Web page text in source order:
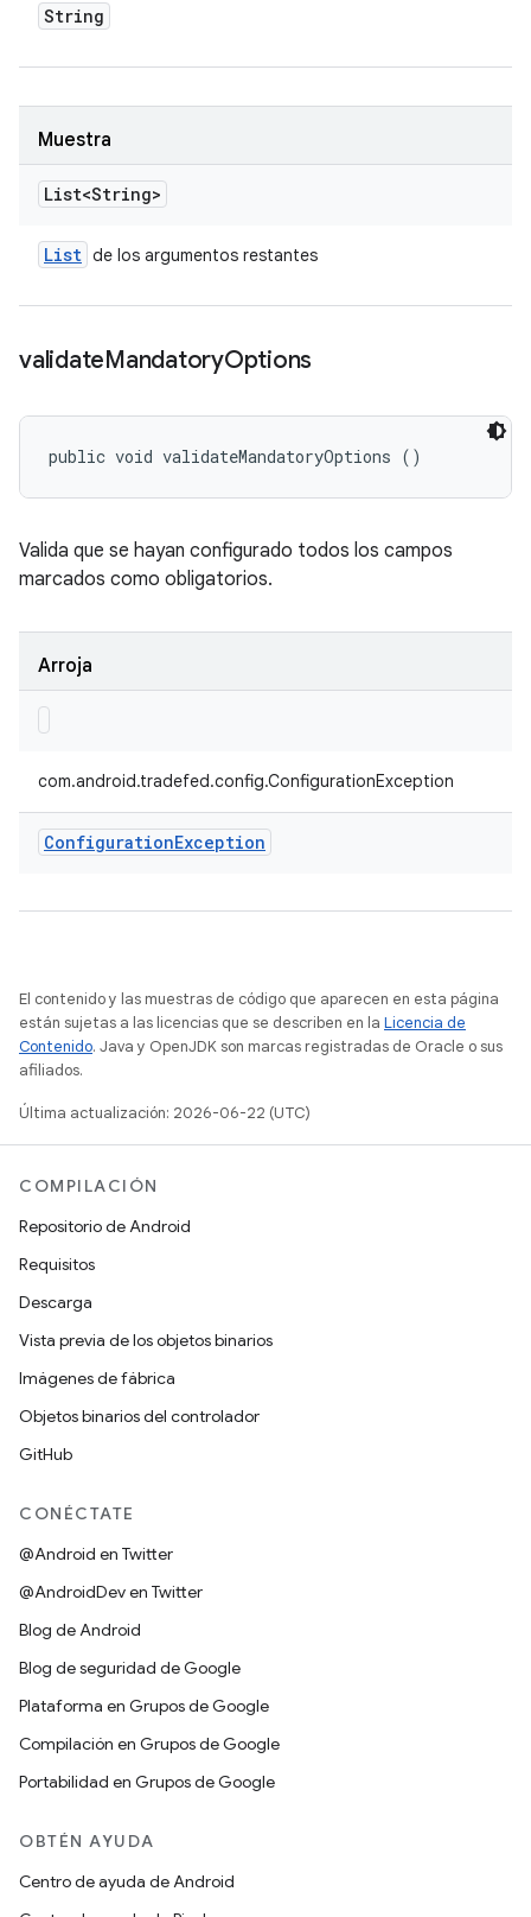
String
Muestra
List<String>
List de los argumentos restantes
validateMandatoryOptions
public void validateMandatoryOptions ()
Valida que se hayan configurado todos los campos
marcados como obligatorios.
Arroja
com.android.tradefed.config.ConfigurationException
ConfigurationException
El contenido y las muestras de código que aparecen en esta página
están sujetas a las licencias que se describen en la Licencia de
Contenido. Java y OpenJDK son marcas registradas de Oracle o sus
afiliados.
Última actualización: 2026-06-22 (UTC)
COMPILACIÓN
Repositorio de Android
Requisitos
Descarga
Vista previa de los objetos binarios
Imágenes de fábrica
Objetos binarios del controlador
GitHub
CONÉCTATE
@Android en Twitter
@AndroidDev en Twitter
Blog de Android
Blog de seguridad de Google
Plataforma en Grupos de Google
Compilación en Grupos de Google
Portabilidad en Grupos de Google
OBTÉN AYUDA
Centro de ayuda de Android